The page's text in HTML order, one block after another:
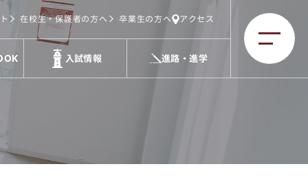
在校生・保護者の方へ 卒業生の方へ アクセス
入試情報 進路・進学